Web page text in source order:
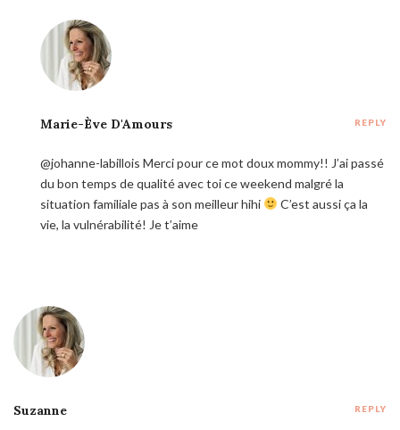
Marie-Ève D'Amours REPLY
@johanne-labillois Merci pour ce mot doux mommy!! J’ai passé
du bon temps de qualité avec toi ce weekend malgré la
situation familiale pas à son meilleur hihi
C’est aussi ça la
vie, la vulnérabilité! Je t’aime
Suzanne REPLY